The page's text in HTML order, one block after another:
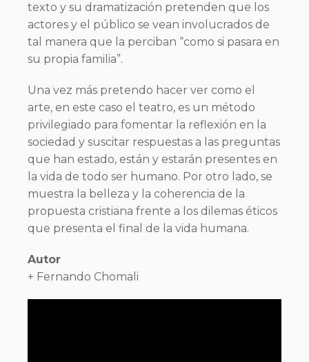
texto y su dramatización pretenden que los
actores y el público se vean involucrados de
tal manera que la perciban “como si pasara en
su propia familia”.
Una vez más pretendo hacer ver como el
arte, en este caso el teatro, es un método
privilegiado para fomentar la reflexión en la
sociedad y suscitar respuestas a las preguntas
que han estado, están y estarán presentes en
la vida de todo ser humano. Por otro lado, se
muestra la belleza y la coherencia de la
propuesta cristiana frente a los dilemas éticos
que presenta el final de la vida humana.
Autor
+ Fernando Chomali